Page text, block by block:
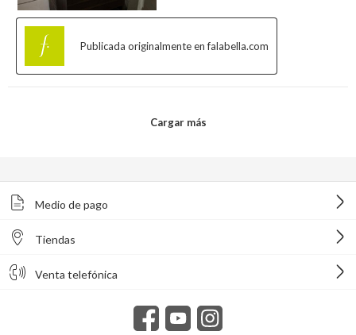
Medio de pago
Tiendas
Venta telefónica